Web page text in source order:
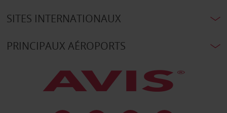
SITES INTERNATIONAUX
PRINCIPAUX AÉROPORTS